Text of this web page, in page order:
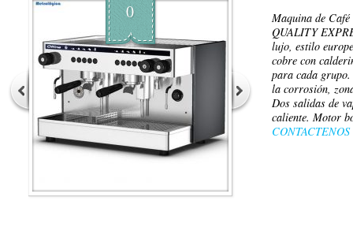
0
Maquina de
QUALITY
lujo, estilo
cobre con
para cada
la corrosión,
Dos salidas de
caliente. Motor
CONTACTENOS